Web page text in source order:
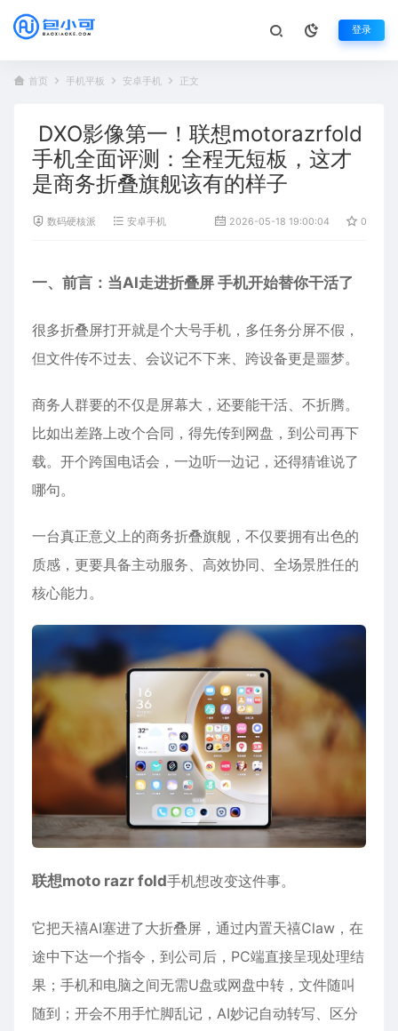
登录
首页 手机平板 安卓手机 正文
DXO影像第一！联想motorazrfold
手机全面评测：全程无短板，这才
是商务折叠旗舰该有的样子
数码硬核派 安卓手机 2026-05-18 19:00:04 0
一、前言：当AI走进折叠屏 手机开始替你干活了
很多折叠屏打开就是个大号手机，多任务分屏不假，
但文件传不过去、会议记不下来、跨设备更是噩梦。
商务人群要的不仅是屏幕大，还要能干活、不折腾。
比如出差路上改个合同，得先传到网盘，到公司再下
载。开个跨国电话会，一边听一边记，还得猜谁说了
哪句。
一台真正意义上的商务折叠旗舰，不仅要拥有出色的
质感，更要具备主动服务、高效协同、全场景胜任的
核心能力。
联想moto razr fold手机想改变这件事。
它把天禧AI塞进了大折叠屏，通过内置天禧Claw，在
途中下达一个指令，到公司后，PC端直接呈现处理结
果；手机和电脑之间无需U盘或网盘中转，文件随叫
随到；开会不用手忙脚乱记，AI妙记自动转写、区分